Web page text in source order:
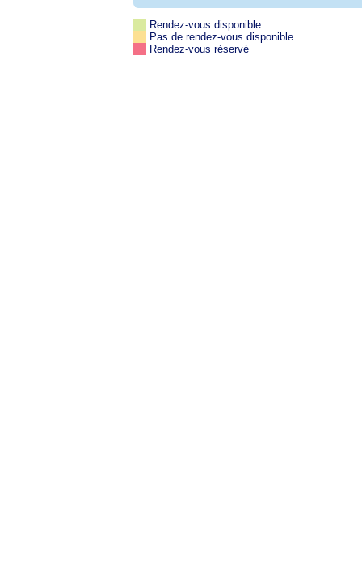
Rendez-vous disponible
Pas de rendez-vous disponible
Rendez-vous réservé